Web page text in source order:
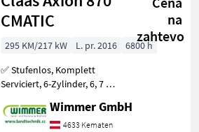
CMATIC
na
zahtevo
295 KM/217 kW L. pr. 2016
6800 h
✅ Stufenlos, Komplett
Serviciert, 6-Zylinder, 6, 7 L,
CLAAS AXION 870 CMATIC
aus dem Jahr 2016 ist ein
Wimmer GmbH
4633 Kematen